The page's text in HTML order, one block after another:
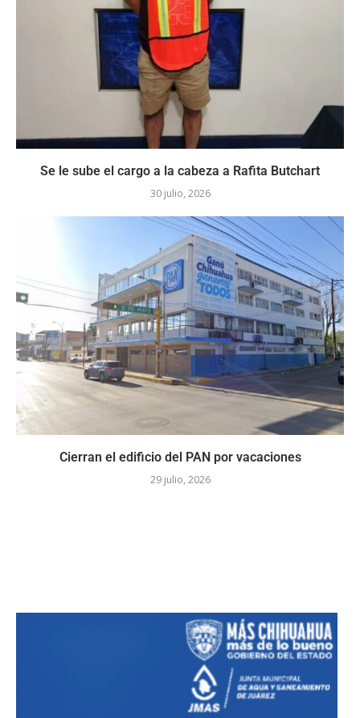
Se le sube el cargo a la cabeza a Rafita Butchart
30 julio, 2026
Cierran el edificio del PAN por vacaciones
29 julio, 2026